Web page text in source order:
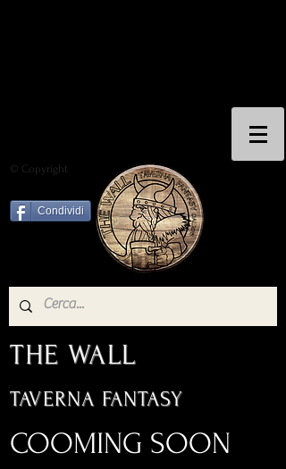
© Copyright
Condividi
THE WALL
TAVERNA FANTASY
COOMING SOON